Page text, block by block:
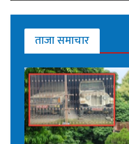
ताजा समाचार